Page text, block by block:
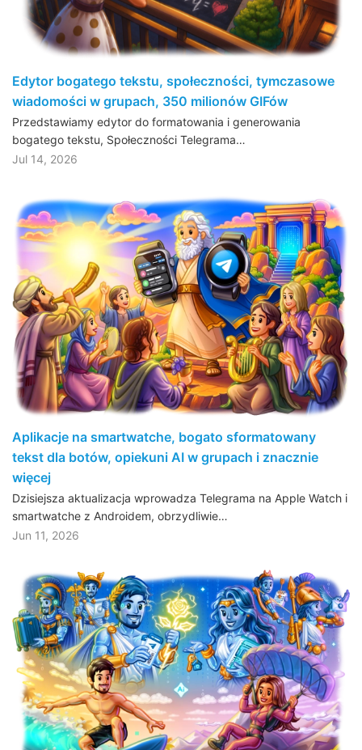
Edytor bogatego tekstu, społeczności, tymczasowe
wiadomości w grupach, 350 milionów GIFów
Przedstawiamy edytor do formatowania i generowania
bogatego tekstu, Społeczności Telegrama…
Jul 14, 2026
Aplikacje na smartwatche, bogato sformatowany
tekst dla botów, opiekuni AI w grupach i znacznie
więcej
Dzisiejsza aktualizacja wprowadza Telegrama na Apple Watch i
smartwatche z Androidem, obrzydliwie…
Jun 11, 2026